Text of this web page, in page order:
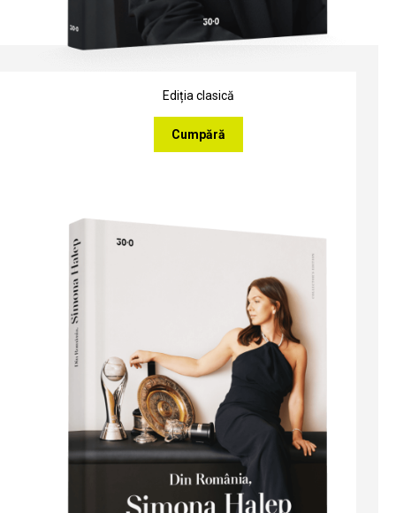
Ediția clasică
Cumpără